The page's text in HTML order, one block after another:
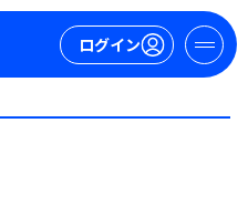
ログイン